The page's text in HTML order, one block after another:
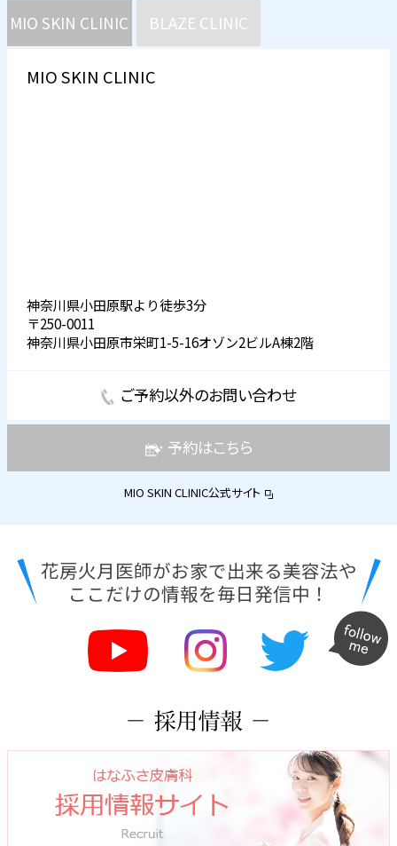
MIO SKIN CLINIC BLAZE CLINIC
MIO SKIN CLINIC
神奈川県小田原駅より徒歩3分
〒250-0011
神奈川県小田原市栄町1-5-16オゾン2ビルA棟2階
ご予約以外のお問い合わせ
予約はこちら
MIO SKIN CLINIC公式サイト
花房火月医師がお家で出来る美容法や
ここだけの情報を毎日発信中！